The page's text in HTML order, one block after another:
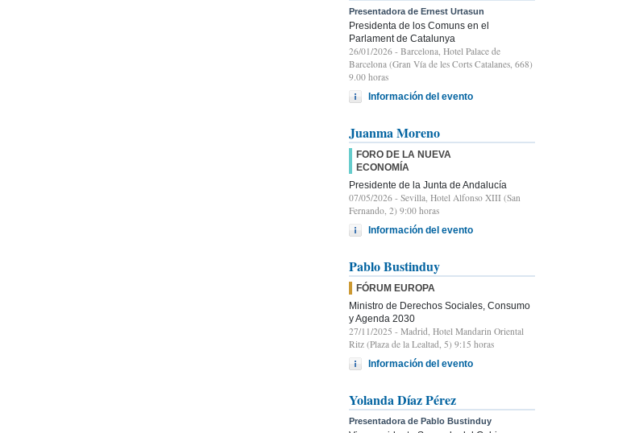
Presentadora de Ernest Urtasun
Presidenta de los Comuns en el
Parlament de Catalunya
26/01/2026 - Barcelona, Hotel Palace de
Barcelona (Gran Vía de les Corts Catalanes, 668)
9.00 horas
Información del evento
Juanma Moreno
FORO DE LA NUEVA
ECONOMÍA
Presidente de la Junta de Andalucía
07/05/2026 - Sevilla, Hotel Alfonso XIII (San
Fernando, 2) 9:00 horas
Información del evento
Pablo Bustinduy
FÓRUM EUROPA
Ministro de Derechos Sociales, Consumo
y Agenda 2030
27/11/2025 - Madrid, Hotel Mandarin Oriental
Ritz (Plaza de la Lealtad, 5) 9:15 horas
Información del evento
Yolanda Díaz Pérez
Presentadora de Pablo Bustinduy